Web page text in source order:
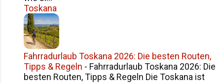
Toskana
Fahrradurlaub Toskana 2026: Die besten Routen,
Tipps & Regeln - Fahrradurlaub Toskana 2026: Die
besten Routen, Tipps & Regeln Die Toskana ist